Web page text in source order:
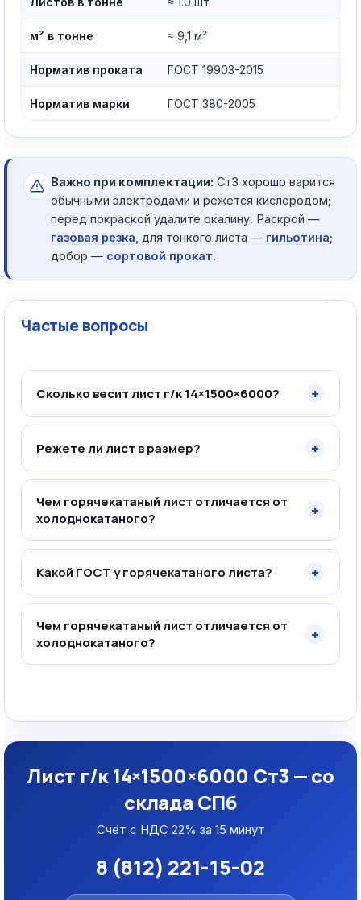
м² в тонне ≈ 9,1 м²
Норматив проката ГОСТ 19903-2015
Норматив марки ГОСТ 380-2005
Важно при комплектации: Ст3 хорошо варится
обычными электродами и режется кислородом;
перед покраской удалите окалину. Раскрой —
газовая резка , для тонкого листа — гильотина;
добор — сортовой прокат.
Частые вопросы
Сколько весит лист г/к 14×1500×6000? +
Режете ли лист в размер? +
Чем горячекатаный лист отличается от
холоднокатаного?
+
Какой ГОСТ у горячекатаного листа? +
Чем горячекатаный лист отличается от
холоднокатаного?
+
Лист г/к 14×1500×6000 Ст3 — со
склада СПб
Счёт с НДС 22% за 15 минут
8 (812) 221-15-02